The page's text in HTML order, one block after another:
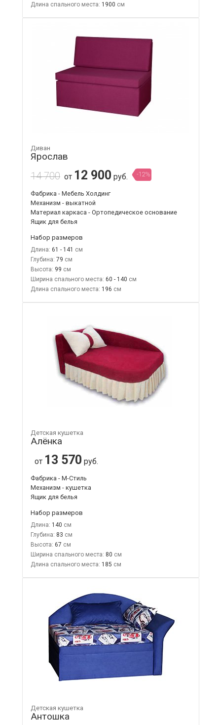
Длина спального места: 1900
Диван
Ярослав
14 700 от 12 900 руб. -12%
Фабрика - Мебель Холдинг
Механизм - выкатной
Материал каркаса - Ортопедическое основание
Ящик для белья
Набор размеров
Длина: 61 - 141
Глубина: 79
Высота: 99
Ширина спального места: 60 - 140
Длина спального места: 196
Детская кушетка
Алёнка
от 13 570 руб.
Фабрика - М-Стиль
Механизм - кушетка
Ящик для белья
Набор размеров
Длина: 140
Глубина: 83
Высота: 67
Ширина спального места: 80
Длина спального места: 185
Детская кушетка
Антошка